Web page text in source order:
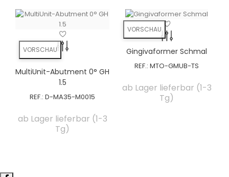
VORSCHAU
MultiUnit-Abutment 0° GH
1.5
REF.: D-MA35-M0015
ab Lager lieferbar (1-3
Tg)
VORSCHAU
Gingivaformer Schmal
REF.: MTO-GMUB-TS
ab Lager lieferbar (1-3
Tg)